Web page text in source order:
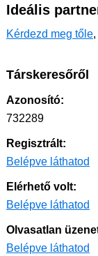
Ideális
Kérdezd meg tőle
Társkeresőről
Azonosító:
732289
Regisztrált:
Belépve láthatod
Elérhető volt:
Belépve láthatod
Olvasatlan
Belépve láthatod